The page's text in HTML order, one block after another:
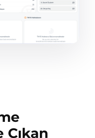
Çıkan